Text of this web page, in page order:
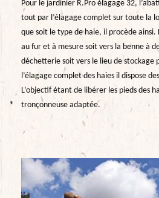
Pour le jardinier R.Pro élagage 32,
tout par l’élagage complet sur toute la
que soit le type de haie, il procède ainsi.
au fur et à mesure soit vers la benne à
déchetterie soit vers le lieu de stockage
l’élagage complet des haies il dispose
L’objectif étant de libérer les pieds des
tronçonneuse adaptée.